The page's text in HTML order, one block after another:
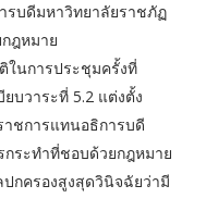
รบดีมหาวิทยาลัยราชภัฏ
ฎหมาย
ในการประชุมครั้งที่
บวาระที่ 5.2 แต่งตั้ง
ชการแทนอธิการบดี
กระทำที่ชอบด้วยกฎหมาย
กครองสูงสุดวินิจฉัยว่ามี